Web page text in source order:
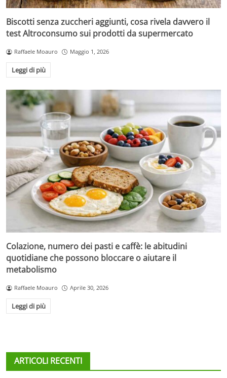
Biscotti senza zuccheri aggiunti, cosa rivela davvero il
test Altroconsumo sui prodotti da supermercato
Raffaele Moauro Maggio 1, 2026
Leggi di più
Colazione, numero dei pasti e caffè: le abitudini
quotidiane che possono bloccare o aiutare il
metabolismo
Raffaele Moauro Aprile 30, 2026
Leggi di più
ARTICOLI RECENTI